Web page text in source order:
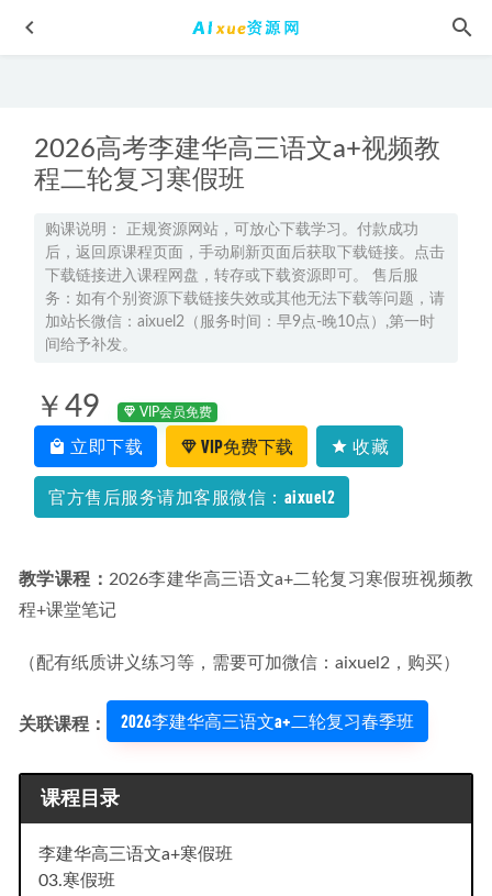
2026高考李建华高三语文a+视频教
程二轮复习寒假班
购课说明： 正规资源网站，可放心下载学习。付款成功
后，返回原课程页面，手动刷新页面后获取下载链接。点击
下载链接进入课程网盘，转存或下载资源即可。 售后服
务：如有个别资源下载链接失效或其他无法下载等问题，请
加站长微信：aixuel2（服务时间：早9点-晚10点）,第一时
间给予补发。
￥49 VIP会员免费
立即下载 VIP免费下载 收藏
官方售后服务请加客服微信：aixuel2
教学课程： 2026李建华高三语文a+二轮复习寒假班视频教
程+课堂笔记
（配有纸质讲义练习等，需要可加微信：aixuel2，购买）
关联课程： 2026李建华高三语文a+二轮复习春季班
课程目录
李建华高三语文a+寒假班
03.寒假班
朱自清经典散文集有声读物mp3百度网盘资源打包下载 2022-
05-16
23年高中物理网课教程2023郑梦瑶高三物理a+班高考二轮复
习视频教程+课堂笔记寒假班
2023关也高三历史课程23年高考历史二三轮复习-寒假班+春
季班 2023-06-13
2022年高考政治孙安高中政治教学视频，7.32G百度网盘资源
打包下载 2021-09-14